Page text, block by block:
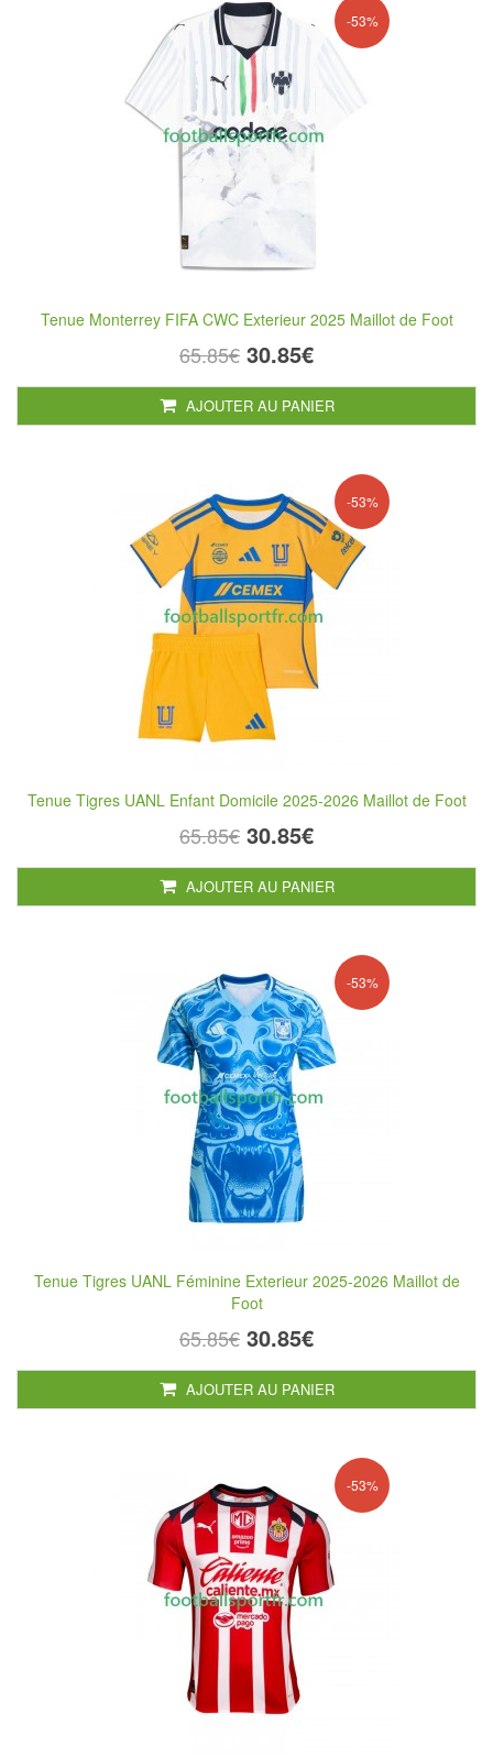
-53%
Tenue Monterrey FIFA CWC Exterieur 2025 Maillot de Foot
65.85€ 30.85€
AJOUTER AU PANIER
-53%
Tenue Tigres UANL Enfant Domicile 2025-2026 Maillot de Foot
65.85€ 30.85€
AJOUTER AU PANIER
-53%
Tenue Tigres UANL Féminine Exterieur 2025-2026 Maillot de
Foot
65.85€ 30.85€
AJOUTER AU PANIER
-53%